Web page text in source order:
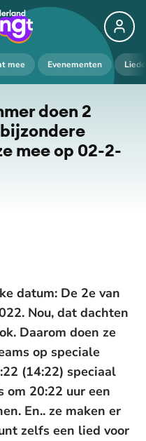
mee Evenementen
doen 2
mee op 02-2-
datum: De 2e van
Nou, dat dachten
Daarom doen ze
op speciale
(14:22) speciaal
om 20:22 uur een
En.. ze maken er
zelfs een lied voor